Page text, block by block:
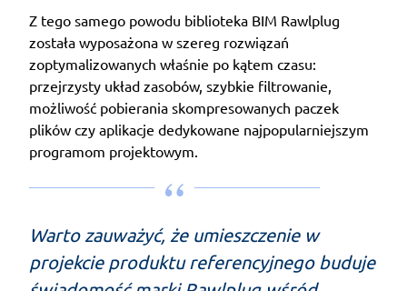
Z tego samego powodu biblioteka BIM Rawlplug
została wyposażona w szereg rozwiązań
zoptymalizowanych właśnie po kątem czasu:
przejrzysty układ zasobów, szybkie filtrowanie,
możliwość pobierania skompresowanych paczek
plików czy aplikacje dedykowane najpopularniejszym
programom projektowym.
Warto zauważyć, że umieszczenie w
projekcie produktu referencyjnego buduje